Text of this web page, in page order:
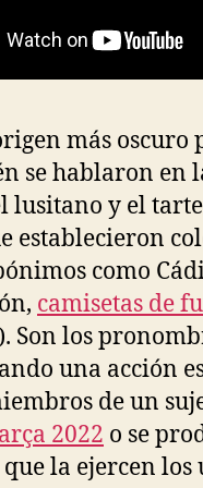
más
se hablaron en
lusitano y el
establecieron
como
camisetas de
Son los
una acción
de un
2022 o se
la ejercen los